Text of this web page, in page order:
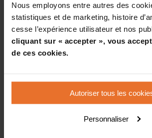
Nous employons entre autres des
statistiques et de marketing, histoire
cesse l’expérience utilisateur et nos
cliquant sur « accepter », vous
de ces cookies.
Autoriser tous les
Personnaliser